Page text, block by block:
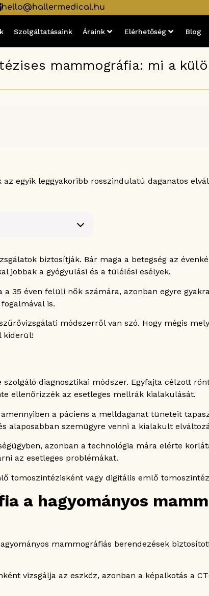
hello@hallermedical.hu
Szolgáltatásaink Áraink Elérhetőség Blog
mammográfia: mi a
egyik leggyakoribb rosszindulatú daganatos
szemben
vizsgálati módszere
vizsgálatra
biztosítják. Bár maga a betegség az
jobbak a gyógyulási és a túlélési esélyek.
35 éven felüli nők számára, azonban egyre
is.
módszerről van szó. Hogy mégis
kiderül!
diagnosztikai módszer. Egyfajta célzott
ellenőrizzék az esetleges mellrák kialakulását.
a páciens a melldaganat tüneteit
szemügyre venni a kialakult
azonban a technológia mára elérte
az esetleges problémákat.
tomoszintézisként vagy digitális emlő
a hagyományos
mammográfiás berendezések
vizsgálja az eszköz, azonban a képalkotás a